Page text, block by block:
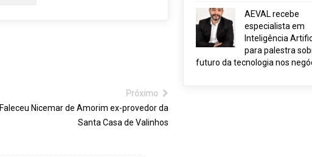
Próximo
Faleceu Nicemar de Amorim ex-provedor da
Santa Casa de Valinhos
AEVAL recebe
especialista em
Inteligência
para palestra
futuro da tecnologia nos